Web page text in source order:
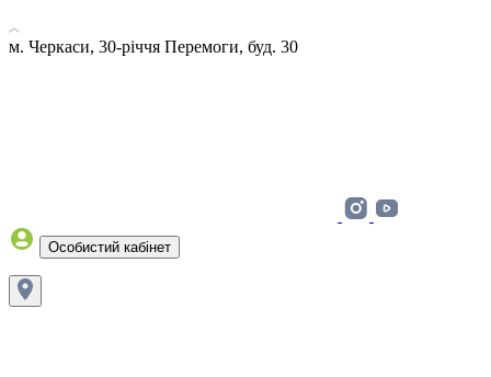
м. Черкаси, 30-річчя Перемоги, буд. 30
Особистий кабінет